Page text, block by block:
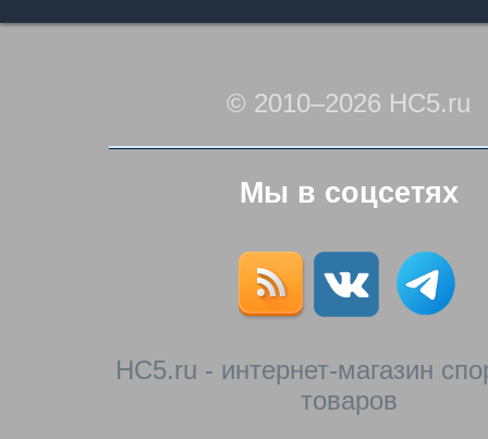
© 2010–2026 HC5.ru
Мы в соцсетях
HC5.ru - интернет-магазин
товаров